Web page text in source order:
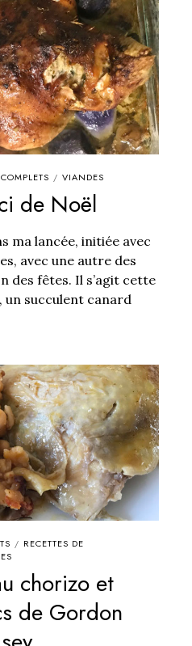
/ VIANDES
de Noël
ma lancée, initiée avec
avec une autre des
des fêtes. Il s’agit cette
succulent canard
/ RECETTES DE
chorizo et
de Gordon